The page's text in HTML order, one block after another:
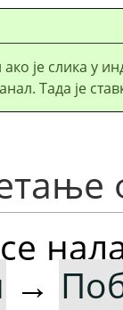
је слика у
Тада је
→